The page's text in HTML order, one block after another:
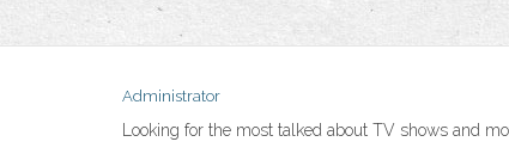
Administrator
Looking for the most talked about TV shows and